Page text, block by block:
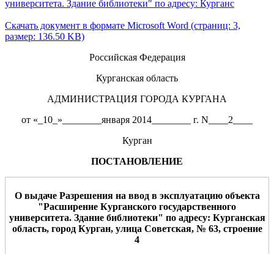
университета. Здание библиотеки" по адресу: Курганс
Скачать документ в формате Microsoft Word (страниц: 3,
размер: 136.50 KB)
Российская Федерация
Курганская область
АДМИНИСТРАЦИЯ ГОРОДА КУРГАНА
от «_10_»________января 2014________ г. N____2____
Курган
ПОСТАНОВЛЕНИЕ
О выдаче Разрешенияна ввод в эксплуатацию объекта
"Расширение Курганского государственного
университета. Здание библиотеки" по адресу: Курганская
область, город Курган, улица Советская, № 63, строение
4